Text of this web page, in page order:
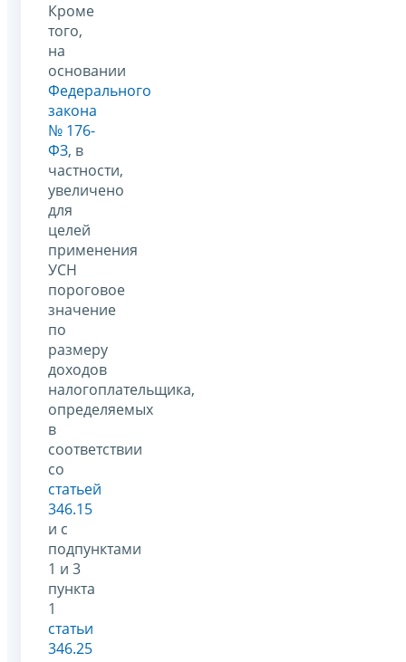
Кроме
того,
на
основании
Федерального
закона
№ 176-
ФЗ, в
частности,
увеличено
для
целей
применения
УСН
пороговое
значение
по
размеру
доходов
налогоплательщика,
определяемых
в
соответствии
со
статьей
346.15
и с
подпунктами
1 и 3
пункта
1
статьи
346.25